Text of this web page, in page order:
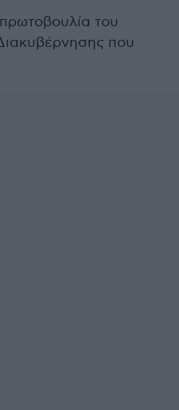
πρωτοβουλία του
που